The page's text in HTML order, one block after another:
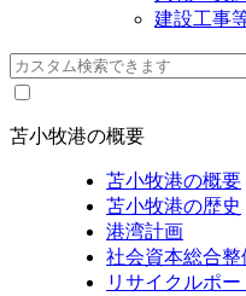
建設工事
苫小牧港の概要
苫小牧港の概要
苫小牧港の歴史
港湾計画
社会資本総合整
リサイクルポー